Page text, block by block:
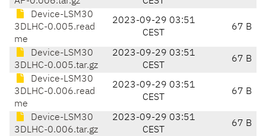
Device-LSM30
3DLHC-0.005.read
me
2023-09-29 03:51
CEST
67 B
Device-LSM30
3DLHC-0.005.tar.gz
2023-09-29 03:51
CEST
67 B
Device-LSM30
3DLHC-0.006.read
me
2023-09-29 03:51
CEST
67 B
Device-LSM30
3DLHC-0.006.tar.gz
2023-09-29 03:51
CEST
67 B